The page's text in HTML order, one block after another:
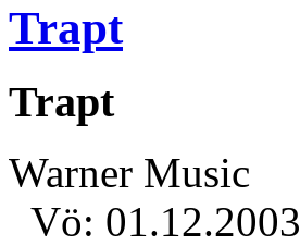
Trapt
Trapt
Warner Music
Vö: 01.12.2003